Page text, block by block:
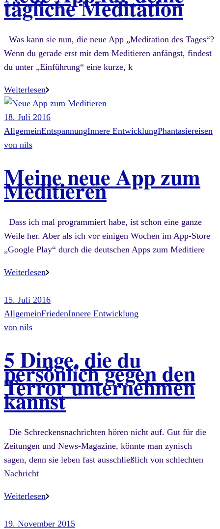
tägliche Meditation
Was kann sie nun, die neue App „Meditation des Tages“?
Wenn du gerade erst mit dem Meditieren anfängst, findest
du unter „Einführung“ eine kurze, k
Weiterlesen
18. Juli 2016
AllgemeinEntspannungInnere EntwicklungPhantasiereisen
von nils
Meine neue App zum
Meditieren
Dass ich mal programmiert habe, ist schon eine ganze
Weile her. Aber als ich vor einigen Wochen im App-Store
„Google Play“ durch die deutschen Apps zum Meditiere
Weiterlesen
15. Juli 2016
AllgemeinFriedenInnere Entwicklung
von nils
5 Dinge, die du
persönlich gegen den
Terror unternehmen
kannst
Die Schreckensnachrichten hören nicht auf. Gut für die
Zeitungen und News-Magazine, könnte man zynisch
sagen, denn sie leben fast ausschließlich von schlechten
Nachricht
Weiterlesen
19. November 2015